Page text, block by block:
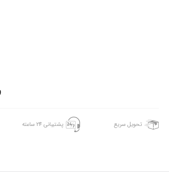
تحویل سریع پشتیبانی 24 ساعته